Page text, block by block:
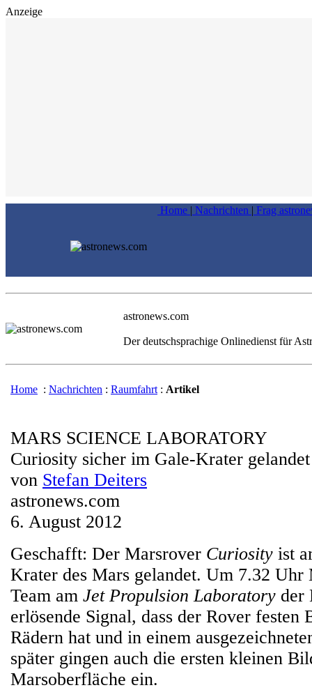
Anzeige
Home | Nachrichten | Frag
astronews.com
Der deutschsprachige Onlinedienst für
Home : Nachrichten : Raumfahrt : Artikel
MARS SCIENCE LABORATORY
Curiosity sicher im Gale-Krater gelandet
von Stefan Deiters
astronews.com
6. August 2012
Geschafft: Der Marsrover Curiosity ist
Krater des Mars gelandet. Um 7.32 Uhr
Team am Jet Propulsion Laboratory der
erlösende Signal, dass der Rover festen
Rädern hat und in einem
später gingen auch die ersten kleinen
Marsoberfläche ein.